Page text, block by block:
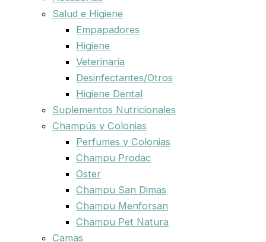
Salud e Higiene
Empapadores
Higiene
Veterinaria
Desinfectantes/Otros
Higiene Dental
Suplementos Nutricionales
Champús y Colonias
Perfumes y Colonias
Champu Prodac
Oster
Champu San Dimas
Champu Menforsan
Champu Pet Natura
Camas